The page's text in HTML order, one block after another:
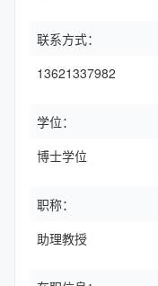
联系方式：
13621337982
学位：
博士学位
职称：
助理教授